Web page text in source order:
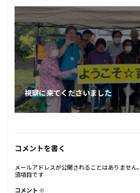
視察に来てくださいました
コメントを書く
メールアドレスが公開されることはありません。
須項目です
コメント ※